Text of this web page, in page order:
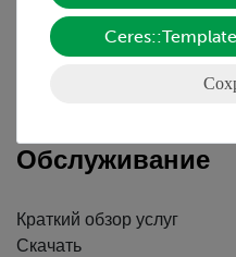
Контактное лицо
Декларация о
Обслуживание
Краткий обзор услуг
Скачать